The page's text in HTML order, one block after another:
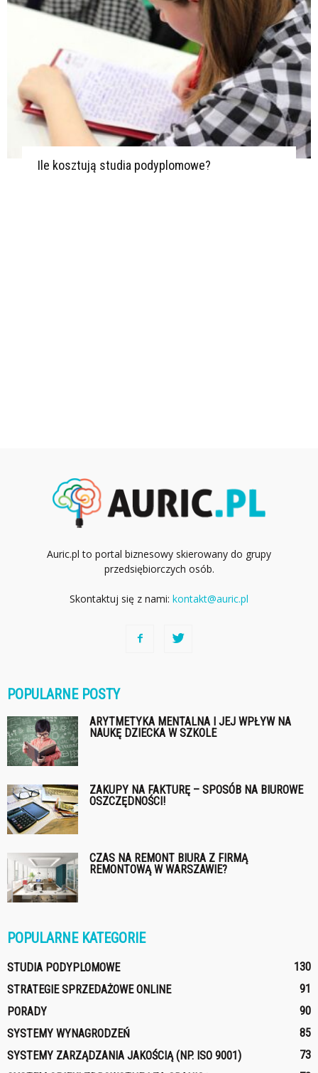
Ile kosztują studia podyplomowe?
Auric.pl to portal biznesowy skierowany do grupy
przedsiębiorczych osób.
Skontaktuj się z nami: kontakt@auric.pl
POPULARNE POSTY
ARYTMETYKA MENTALNA I JEJ WPŁYW NA
NAUKĘ DZIECKA W SZKOLE
ZAKUPY NA FAKTURĘ – SPOSÓB NA BIUROWE
OSZCZĘDNOŚCI!
CZAS NA REMONT BIURA Z FIRMĄ
REMONTOWĄ W WARSZAWIE?
POPULARNE KATEGORIE
STUDIA PODYPLOMOWE
130
STRATEGIE SPRZEDAŻOWE ONLINE
91
PORADY
90
SYSTEMY WYNAGRODZEŃ
85
SYSTEMY ZARZĄDZANIA JAKOŚCIĄ (NP. ISO 9001)
73